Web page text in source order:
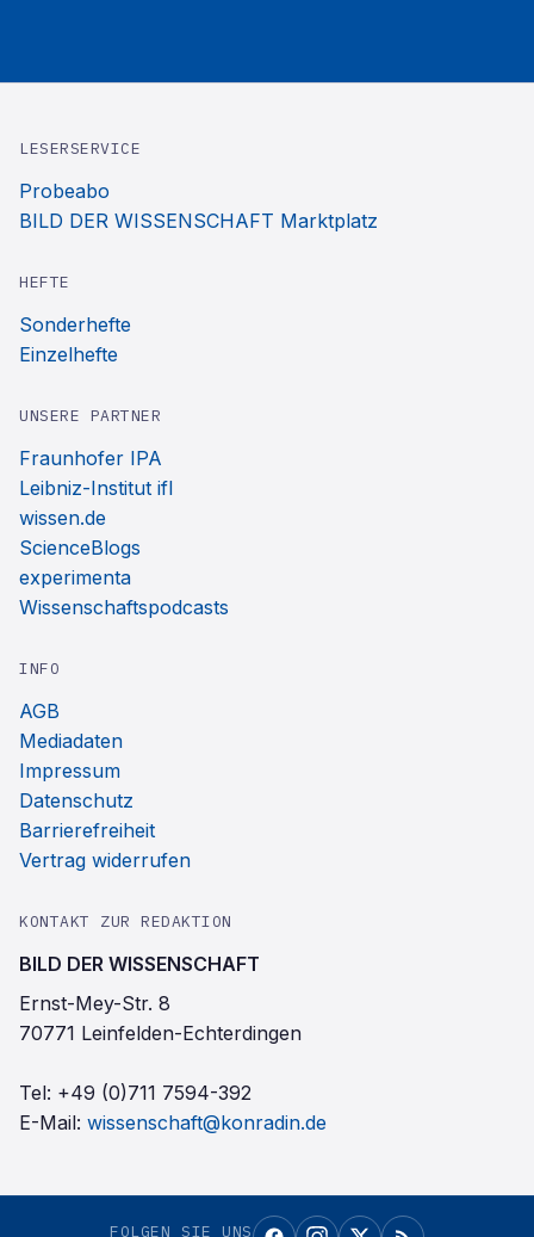
LESERSERVICE
Probeabo
BILD DER WISSENSCHAFT Marktplatz
HEFTE
Sonderhefte
Einzelhefte
UNSERE PARTNER
Fraunhofer IPA
Leibniz-Institut ifl
wissen.de
ScienceBlogs
experimenta
Wissenschaftspodcasts
INFO
AGB
Mediadaten
Impressum
Datenschutz
Barrierefreiheit
Vertrag widerrufen
KONTAKT ZUR REDAKTION
BILD DER WISSENSCHAFT
Ernst-Mey-Str. 8
70771 Leinfelden-Echterdingen
Tel: +49 (0)711 7594-392
E-Mail: wissenschaft@konradin.de
FOLGEN SIE UNS